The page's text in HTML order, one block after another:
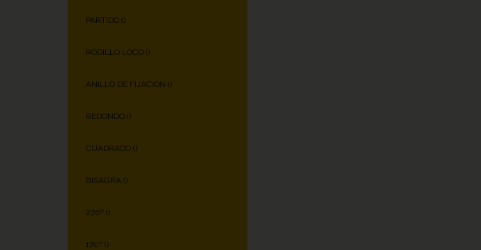
PARTIDO ()
RODILLO LOCO ()
ANILLO DE FIJACIÓN ()
REDONDO ()
CUADRADO ()
BISAGRA ()
270º ()
170º ()